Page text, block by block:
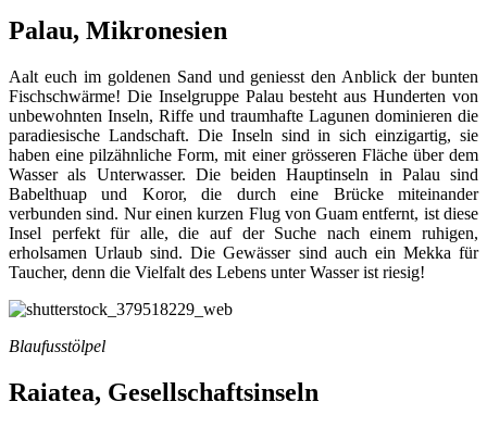
Palau, Mikronesien
Aalt euch im goldenen Sand und geniesst den Anblick der bunten
Fischschwärme! Die Inselgruppe Palau besteht aus Hunderten von
unbewohnten Inseln, Riffe und traumhafte Lagunen dominieren die
paradiesische Landschaft. Die Inseln sind in sich einzigartig, sie
haben eine pilzähnliche Form, mit einer grösseren Fläche über dem
Wasser als Unterwasser. Die beiden Hauptinseln in Palau sind
Babelthuap und Koror, die durch eine Brücke miteinander
verbunden sind. Nur einen kurzen Flug von Guam entfernt, ist diese
Insel perfekt für alle, die auf der Suche nach einem ruhigen,
erholsamen Urlaub sind. Die Gewässer sind auch ein Mekka für
Taucher, denn die Vielfalt des Lebens unter Wasser ist riesig!
Blaufusstölpel
Raiatea, Gesellschaftsinseln